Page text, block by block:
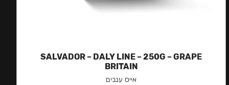
SALVADOR – DALY LINE – 250G – GRAPE
BRITAIN
אייס ענבים